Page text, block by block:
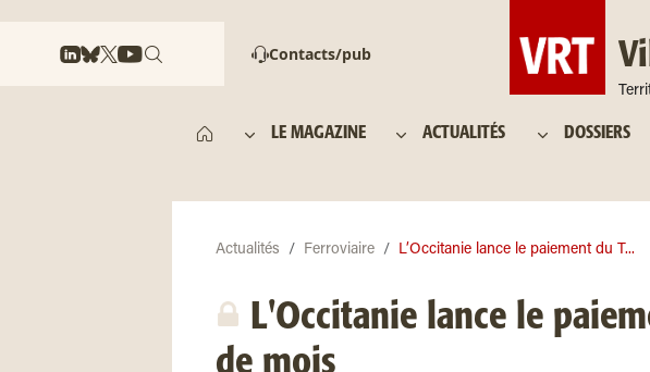
Contacts/pub
LE MAGAZINE ACTUALITÉS DOSSIERS
Actualités Ferroviaire L’Occitanie lance le paiement du T...
L'Occitanie lance le
de mois